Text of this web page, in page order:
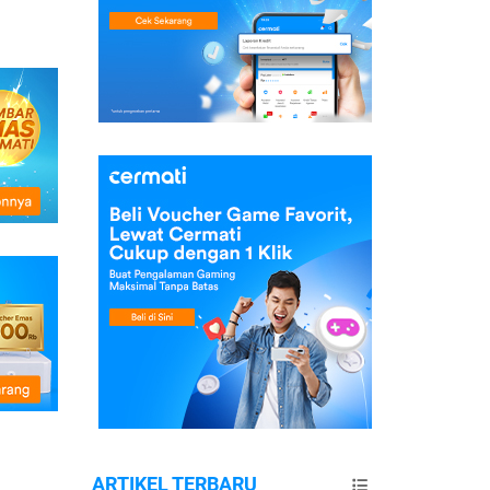
ARTIKEL TERBARU